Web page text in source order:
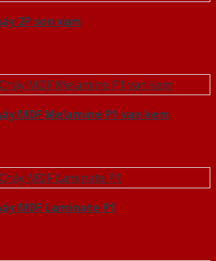
2P son xam
MDF Melamine P1 van kem
MDF Laminate P1